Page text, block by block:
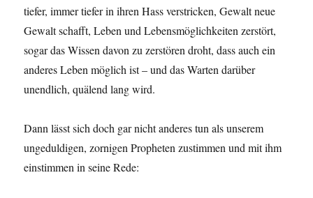
tiefer, immer tiefer in ihren Hass verstricken, Gewalt neue
Gewalt schafft, Leben und Lebensmöglichkeiten zerstört,
sogar das Wissen davon zu zerstören droht, dass auch ein
anderes Leben möglich ist – und das Warten darüber
unendlich, quälend lang wird.
Dann lässt sich doch gar nicht anderes tun als unserem
ungeduldigen, zornigen Propheten zustimmen und mit ihm
einstimmen in seine Rede: